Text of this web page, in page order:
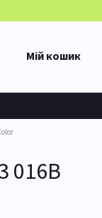
Мій кошик
016B